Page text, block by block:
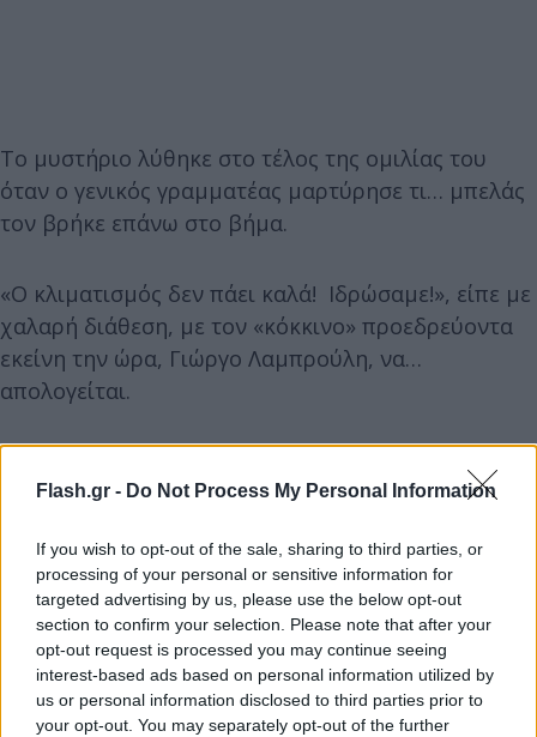
Flash.gr - Do Not Process My Personal Information
If you wish to opt-out of the sale, sharing to third parties, or
processing of your personal or sensitive information for
targeted advertising by us, please use the below opt-out
section to confirm your selection. Please note that after your
opt-out request is processed you may continue seeing
interest-based ads based on personal information utilized by
us or personal information disclosed to third parties prior to
your opt-out. You may separately opt-out of the further
Το μυστήριο λύθηκε στο τέλος της ομιλίας του
όταν ο γενικός γραμματέας μαρτύρησε τι… μπελάς
τον βρήκε επάνω στο βήμα.
«Ο κλιματισμός δεν πάει καλά! Ιδρώσαμε!», είπε με
χαλαρή διάθεση, με τον «κόκκινο» προεδρεύοντα
εκείνη την ώρα, Γιώργο Λαμπρούλη, να…
απολογείται.